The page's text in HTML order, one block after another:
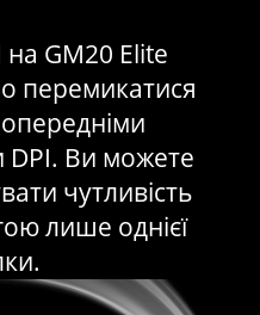
GM20 Elite
перемикатися
Ви можете
чутливість
лише однієї